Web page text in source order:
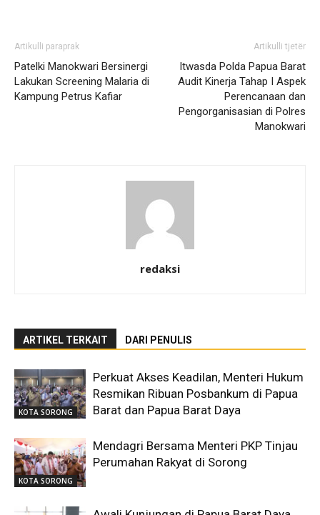
Artikulli paraprak
Patelki Manokwari Bersinergi
Lakukan Screening Malaria di
Kampung Petrus Kafiar
Artikulli tjetër
Itwasda Polda Papua Barat
Audit Kinerja Tahap I Aspek
Perencanaan dan
Pengorganisasian di Polres
Manokwari
redaksi
ARTIKEL TERKAIT DARI PENULIS
KOTA SORONG
Perkuat Akses Keadilan, Menteri Hukum
Resmikan Ribuan Posbankum di Papua
Barat dan Papua Barat Daya
KOTA SORONG
Mendagri Bersama Menteri PKP Tinjau
Perumahan Rakyat di Sorong